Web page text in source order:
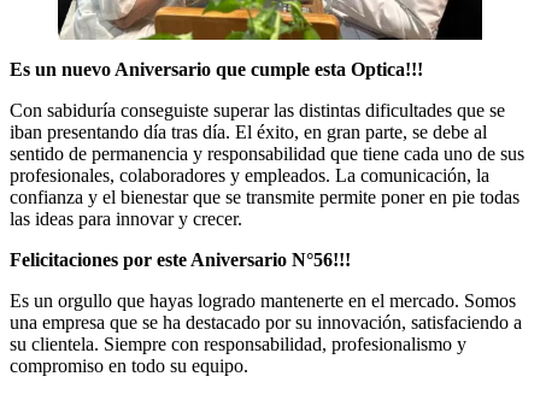
Es un nuevo Aniversario que cumple esta Optica!!!
Con sabiduría conseguiste superar las distintas dificultades que se
iban presentando día tras día. El éxito, en gran parte, se debe al
sentido de permanencia y responsabilidad que tiene cada uno de sus
profesionales, colaboradores y empleados. La comunicación, la
confianza y el bienestar que se transmite permite poner en pie todas
las ideas para innovar y crecer.
Felicitaciones por este Aniversario N°56!!!
Es un orgullo que hayas logrado mantenerte en el mercado. Somos
una empresa que se ha destacado por su innovación, satisfaciendo a
su clientela. Siempre con responsabilidad, profesionalismo y
compromiso en todo su equipo.